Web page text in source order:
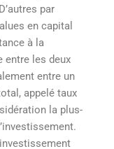
par
en capital
à la
entre les deux
entre un
appelé taux
la plus-